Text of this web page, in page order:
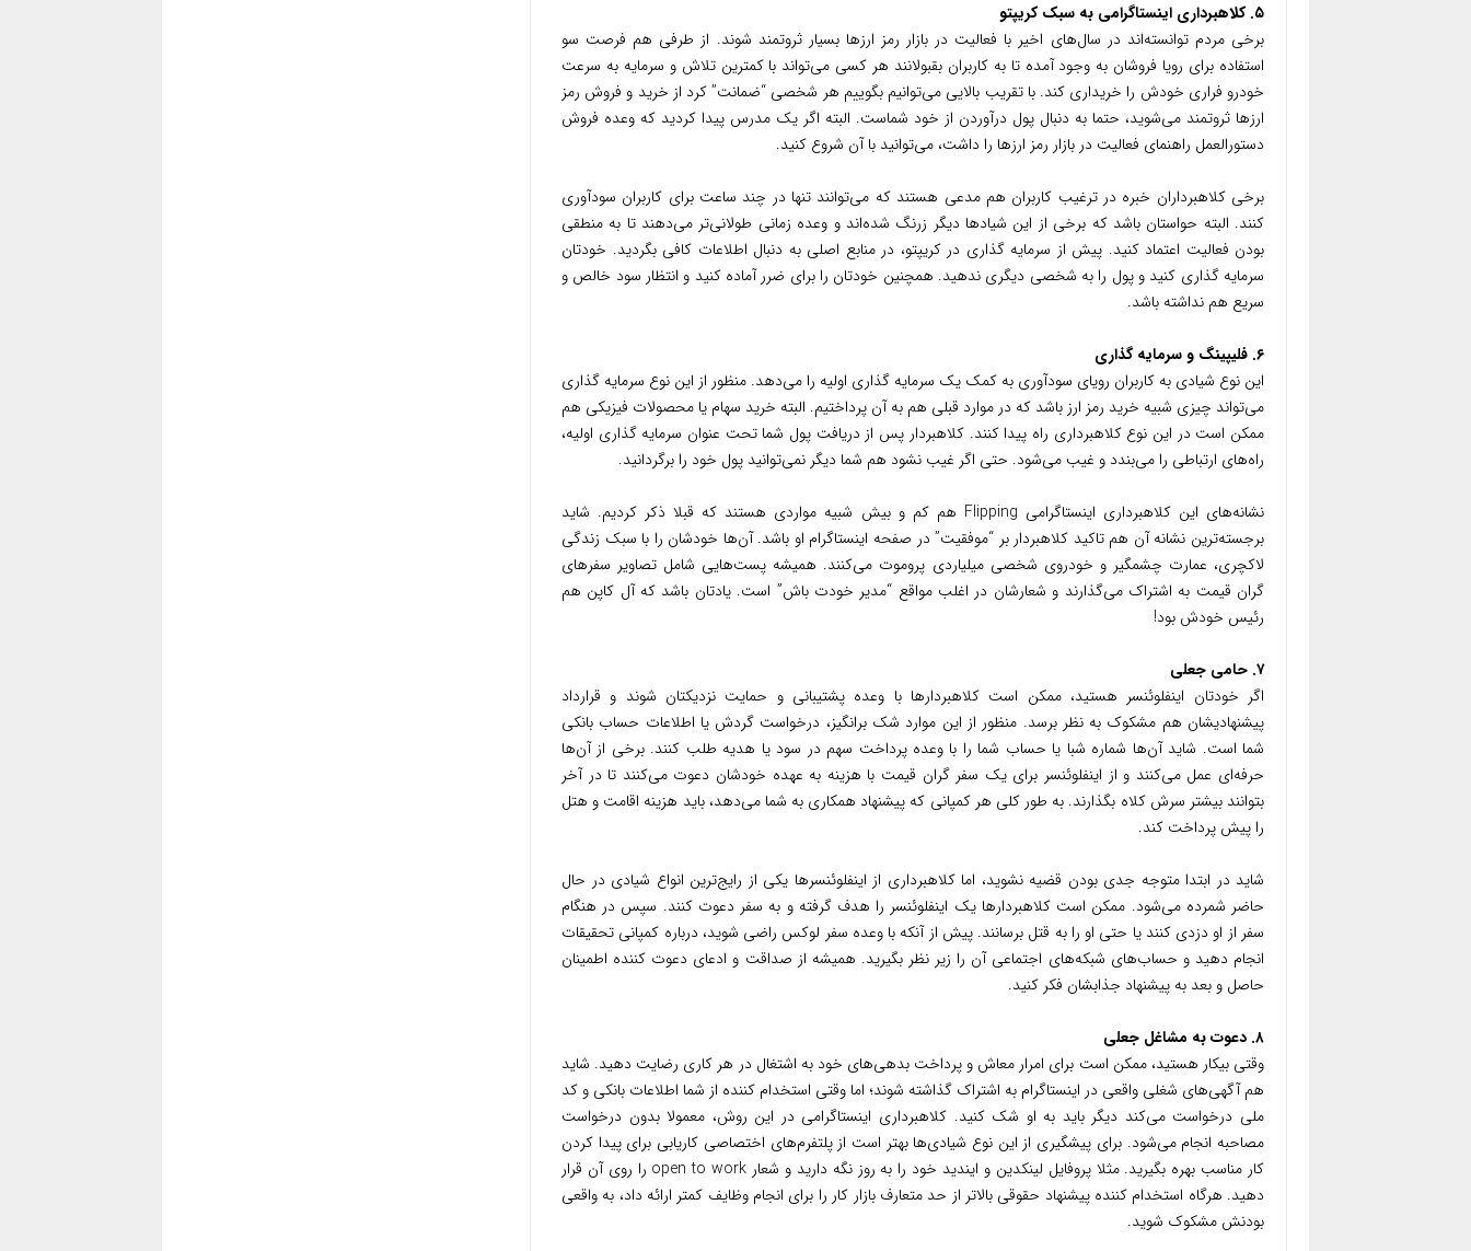
۵. کلاهبرداری اینستاگرامی به سبک کریپتو
برخی مردم توانسته‌اند در سال‌های اخیر با فعالیت در بازار رمز ارزها بسیار ثروتمند شوند. از طرفی هم فرصت سو
استفاده برای رویا فروشان به وجود آمده تا به کاربران بقبولانند هر کسی می‌تواند با کمترین تلاش و سرمایه به سرعت
خودرو فراری خودش را خریداری کند. با تقریب بالایی می‌توانیم بگوییم هر شخصی “ضمانت” کرد از خرید و فروش رمز
ارزها ثروتمند می‌شوید، حتما به دنبال پول درآوردن از خود شماست. البته اگر یک مدرس پیدا کردید که وعده فروش
دستورالعمل راهنمای فعالیت در بازار رمز ارزها را داشت، می‌توانید با آن شروع کنید.
برخی کلاهبرداران خبره در ترغیب کاربران هم مدعی هستند که می‌توانند تنها در چند ساعت برای کاربران سودآوری
کنند. البته حواستان باشد که برخی از این شیادها دیگر زرنگ شده‌اند و وعده زمانی طولانی‌تر می‌دهند تا به منطقی
بودن فعالیت اعتماد کنید. پیش از سرمایه گذاری در کریپتو، در منابع اصلی به دنبال اطلاعات کافی بگردید. خودتان
سرمایه گذاری کنید و پول را به شخصی دیگری ندهید. همچنین خودتان را برای ضرر آماده کنید و انتظار سود خالص و
سریع هم نداشته باشد.
۶. فلیپینگ و سرمایه گذاری
این نوع شیادی به کاربران رویای سودآوری به کمک یک سرمایه گذاری اولیه را می‌دهد. منظور از این نوع سرمایه گذاری
می‌تواند چیزی شبیه خرید رمز ارز باشد که در موارد قبلی هم به آن پرداختیم. البته خرید سهام یا محصولات فیزیکی هم
ممکن است در این نوع کلاهبرداری راه پیدا کنند. کلاهبردار پس از دریافت پول شما تحت عنوان سرمایه گذاری اولیه،
راه‌های ارتباطی را می‌بندد و غیب می‌شود. حتی اگر غیب نشود هم شما دیگر نمی‌توانید پول خود را برگردانید.
نشانه‌های این کلاهبرداری اینستاگرامی Flipping هم کم و بیش شبیه مواردی هستند که قبلا ذکر کردیم. شاید
برجسته‌ترین نشانه آن هم تاکید کلاهبردار بر “موفقیت” در صفحه اینستاگرام او باشد. آن‌ها خودشان را با سبک زندگی
لاکچری، عمارت چشمگیر و خودروی شخصی میلیاردی پروموت می‌کنند. همیشه پست‌هایی شامل تصاویر سفرهای
گران قیمت به اشتراک می‌گذارند و شعارشان در اغلب مواقع “مدیر خودت باش” است. یادتان باشد که آل کاپن هم
رئیس خودش بود!
۷. حامی جعلی
اگر خودتان اینفلوئنسر هستید، ممکن است کلاهبردارها با وعده پشتیبانی و حمایت نزدیکتان شوند و قرارداد
پیشنهادیشان هم مشکوک به نظر برسد. منظور از این موارد شک برانگیز، درخواست گردش یا اطلاعات حساب بانکی
شما است. شاید آن‌ها شماره شبا یا حساب شما را با وعده پرداخت سهم در سود یا هدیه طلب کنند. برخی از آن‌ها
حرفه‌ای عمل می‌کنند و از اینفلوئنسر برای یک سفر گران قیمت با هزینه به عهده خودشان دعوت می‌کنند تا در آخر
بتوانند بیشتر سرش کلاه بگذارند. به طور کلی هر کمپانی که پیشنهاد همکاری به شما می‌دهد، باید هزینه اقامت و هتل
را پیش پرداخت کند.
شاید در ابتدا متوجه جدی بودن قضیه نشوید، اما کلاهبرداری از اینفلوئنسرها یکی از رایج‌ترین انواع شیادی در حال
حاضر شمرده می‌شود. ممکن است کلاهبردارها یک اینفلوئنسر را هدف گرفته و به سفر دعوت کنند. سپس در هنگام
سفر از او دزدی کنند یا حتی او را به قتل برسانند. پیش از آنکه با وعده سفر لوکس راضی شوید، درباره کمپانی تحقیقات
انجام دهید و حساب‌های شبکه‌های اجتماعی آن را زیر نظر بگیرید. همیشه از صداقت و ادعای دعوت کننده اطمینان
حاصل و بعد به پیشنهاد جذابشان فکر کنید.
۸. دعوت به مشاغل جعلی
وقتی بیکار هستید، ممکن است برای امرار معاش و پرداخت بدهی‌های خود به اشتغال در هر کاری رضایت دهید. شاید
هم آگهی‌های شغلی واقعی در اینستاگرام به اشتراک گذاشته شوند؛ اما وقتی استخدام کننده از شما اطلاعات بانکی و کد
ملی درخواست می‌کند دیگر باید به او شک کنید. کلاهبرداری اینستاگرامی در این روش، معمولا بدون درخواست
مصاحبه انجام می‌شود. برای پیشگیری از این نوع شیادی‌ها بهتر است از پلتفرم‌های اختصاصی کاریابی برای پیدا کردن
کار مناسب بهره بگیرید. مثلا پروفایل لینکدین و ایندید خود را به روز نگه دارید و شعار open to work را روی آن قرار
دهید. هرگاه استخدام کننده پیشنهاد حقوقی بالاتر از حد متعارف بازار کار را برای انجام وظایف کمتر ارائه داد، به واقعی
بودنش مشکوک شوید.